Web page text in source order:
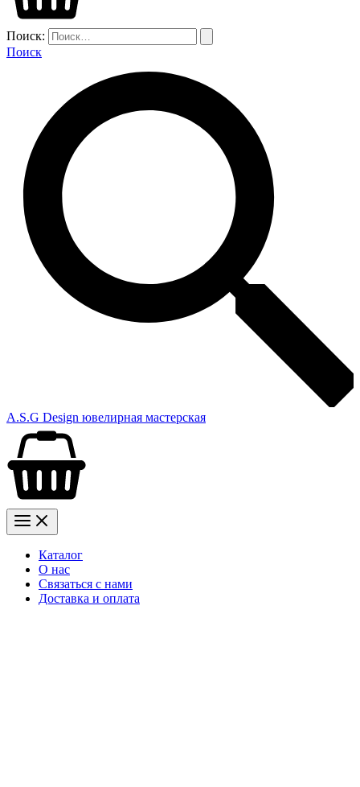
Поиск:
Поиск
A.S.G Design ювелирная мастерская
Каталог
О нас
Связаться с нами
Доставка и оплата